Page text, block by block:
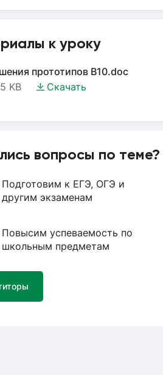
к уроку
прототипов B10.doc
KB
Скачать
вопросы по
Подготовим к ЕГЭ, ОГЭ и
другим экзаменам
Повысим успеваемость по
школьным предметам